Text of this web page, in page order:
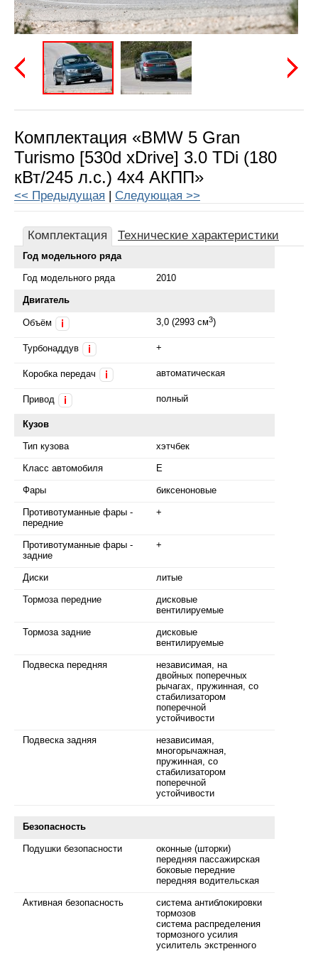
Комплектация «BMW 5 Gran
Turismo [530d xDrive] 3.0 TDi (180
кВт/245 л.с.) 4x4 АКПП»
<< Предыдущая Следующая >>
Комплектация Технические характеристики
Год модельного ряда
Год модельного ряда 2010
Двигатель
Объём 3,0 (2993 см3)
Турбонаддув +
Коробка передач автоматическая
Привод полный
Кузов
Тип кузова хэтчбек
Класс автомобиля E
Фары биксеноновые
Противотуманные фары -
передние
+
Противотуманные фары -
задние
+
Диски литые
Тормоза передние
дисковые
вентилируемые
Тормоза задние
дисковые
вентилируемые
Подвеска передняя
независимая, на
двойных поперечных
рычагах, пружинная, со
стабилизатором
поперечной
устойчивости
Подвеска задняя
независимая,
многорычажная,
пружинная, со
стабилизатором
поперечной
устойчивости
Безопасность
Подушки безопасности
оконные (шторки)
передняя пассажирская
боковые передние
передняя водительская
Активная безопасность
система антиблокировки
тормозов
система распределения
тормозного усилия
усилитель экстренного